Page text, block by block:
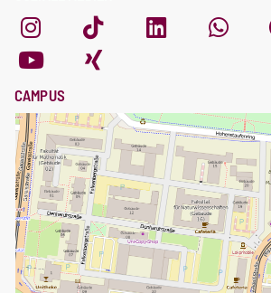
CAMPUS